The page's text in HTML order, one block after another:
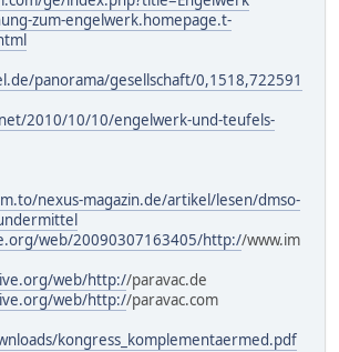
zum-engelwerk.homepage.t-
panorama/gesellschaft/0,1518,722591
2010/10/10/engelwerk-und-teufels-
nexus-magazin.de/artikel/lesen/dmso-
web/20090307163405/http://www.im
web/http://paravac.de
web/http://paravac.com
kongress_komplementaermed.pdf